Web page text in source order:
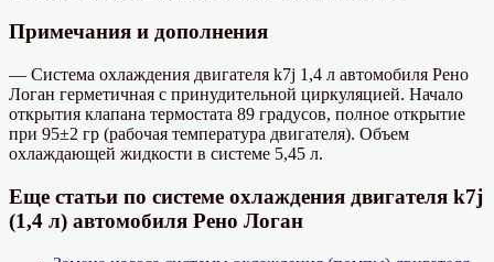
Примечания и дополнения
— Система охлаждения двигателя k7j 1,4 л автомобиля Рено
Логан герметичная с принудительной циркуляцией. Начало
открытия клапана термостата 89 градусов, полное открытие
при 95±2 гр (рабочая температура двигателя). Объем
охлаждающей жидкости в системе 5,45 л.
Еще статьи по системе охлаждения двигателя k7j
(1,4 л) автомобиля Рено Логан